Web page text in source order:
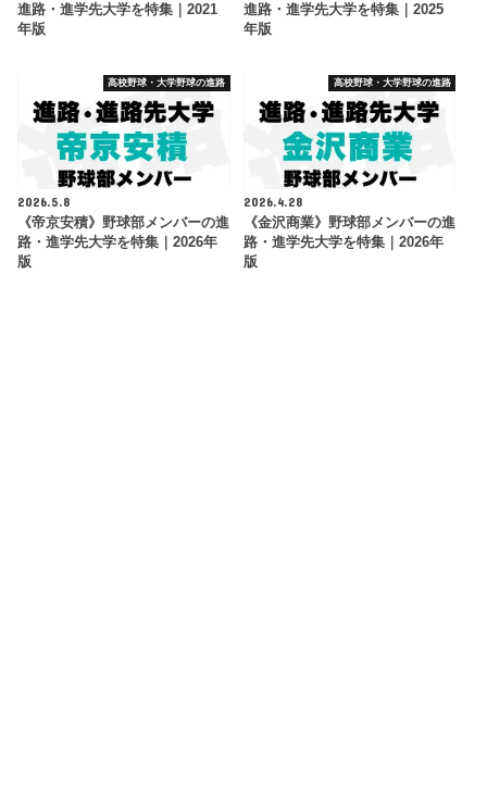
進路・進学先大学を特集｜2021
年版
進路・進学先大学を特集｜2025
年版
高校野球・大学野球の進路
2026.5.8
《帝京安積》野球部メンバーの進
路・進学先大学を特集｜2026年
版
高校野球・大学野球の進路
2026.4.28
《金沢商業》野球部メンバーの進
路・進学先大学を特集｜2026年
版